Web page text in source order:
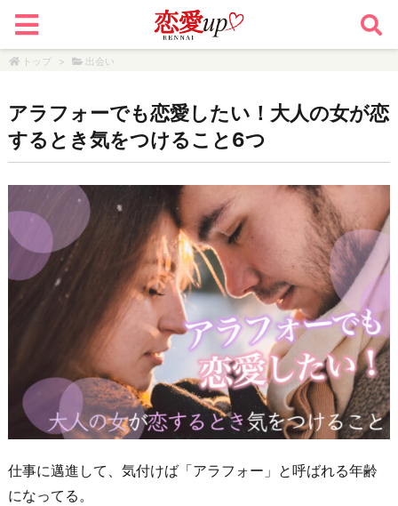
トップ > 出会い
アラフォーでも恋愛したい！大人の女が恋
するとき気をつけること6つ
仕事に邁進して、気付けば「アラフォー」と呼ばれる年齢
になってる。